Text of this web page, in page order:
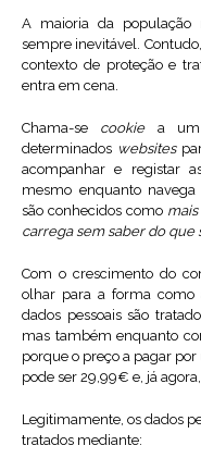
A maioria da
sempre inevitável.
contexto de proteção e
entra em cena.
Chama-se cookiea um
determinados websites
acompanhar e registar
mesmo enquanto
são conhecidos como
carrega sem saber do que
Com o crescimento do
olhar para a forma como
dados pessoais são
mas também enquanto
porque o preço a pagar
pode ser 29,99€ e, já
Legitimamente, os dados
tratados mediante: